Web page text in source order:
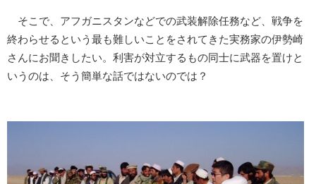
そこで、アフガニスタンなどでの武装解除任務など、戦争を
終わらせるという最も難しいことをされてきた実務家の伊勢崎
さんにお聞きしたい。利害が対立するもの同士に武器を置けと
いうのは、そう簡単な話ではないのでは？